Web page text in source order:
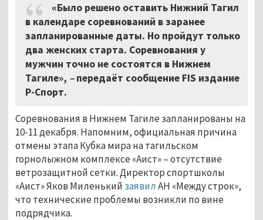
«Было решено оставить Нижний Тагил
в календаре соревнований в заранее
запланированные даты. Но пройдут только
два женских старта. Соревнования у
мужчин точно не состоятся в Нижнем
Тагиле», –передаёт сообщение FIS издание
Р-Спорт.
Соревнования в Нижнем Тагиле запланированы на
10-11 декабря. Напомним, официальная причина
отмены этапа Кубка мира на тагильском
горнолыжном комплексе «Аист» – отсутствие
ветрозащитной сетки. Директор спортшколы
«Аист» Яков Миленький заявилАН «Между строк»,
что технические проблемы возникли по вине
подрядчика.